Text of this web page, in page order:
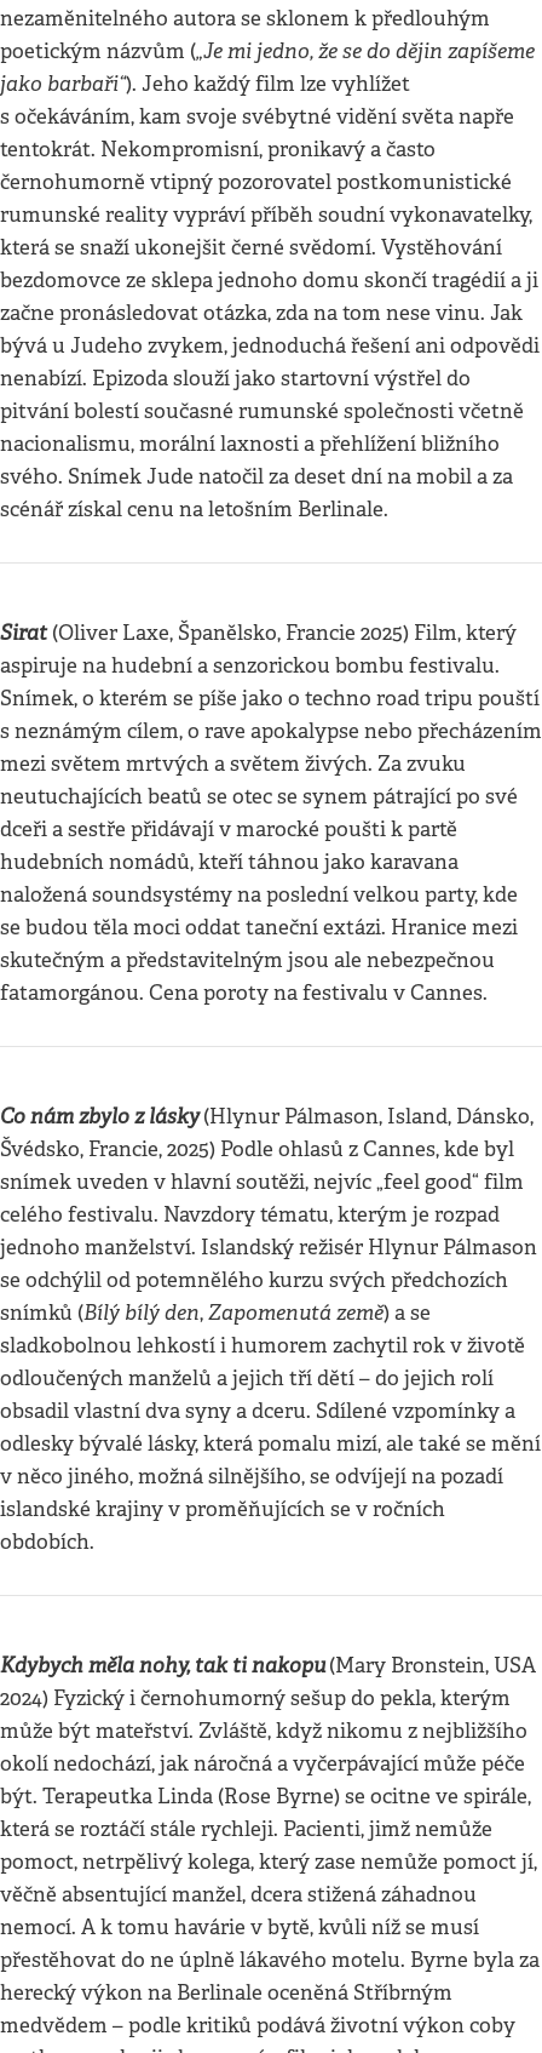
nezaměnitelného autora se sklonem k předlouhým
poetickým názvům („Je mi jedno, že se do dějin zapíšeme
jako barbaři“). Jeho každý film lze vyhlížet
s očekáváním, kam svoje svébytné vidění světa napře
tentokrát. Nekompromisní, pronikavý a často
černohumorně vtipný pozorovatel postkomunistické
rumunské reality vypráví příběh soudní vykonavatelky,
která se snaží ukonejšit černé svědomí. Vystěhování
bezdomovce ze sklepa jednoho domu skončí tragédií a ji
začne pronásledovat otázka, zda na tom nese vinu. Jak
bývá u Judeho zvykem, jednoduchá řešení ani odpovědi
nenabízí. Epizoda slouží jako startovní výstřel do
pitvání bolestí současné rumunské společnosti včetně
nacionalismu, morální laxnosti a přehlížení bližního
svého. Snímek Jude natočil za deset dní na mobil a za
scénář získal cenu na letošním Berlinale.
Sirat(Oliver Laxe, Španělsko, Francie 2025) Film, který
aspiruje na hudební a senzorickou bombu festivalu.
Snímek, o kterém se píše jako o techno road tripu pouští
s neznámým cílem, o rave apokalypse nebo přecházením
mezi světem mrtvých a světem živých. Za zvuku
neutuchajících beatů se otec se synem pátrající po své
dceři a sestře přidávají v marocké poušti k partě
hudebních nomádů, kteří táhnou jako karavana
naložená soundsystémy na poslední velkou party, kde
se budou těla moci oddat taneční extázi. Hranice mezi
skutečným a představitelným jsou ale nebezpečnou
fatamorgánou. Cena poroty na festivalu v Cannes.
Co nám zbylo z lásky(Hlynur Pálmason, Island, Dánsko,
Švédsko, Francie, 2025) Podle ohlasů z Cannes, kde byl
snímek uveden v hlavní soutěži, nejvíc „feel good“ film
celého festivalu. Navzdory tématu, kterým je rozpad
jednoho manželství. Islandský režisér Hlynur Pálmason
se odchýlil od potemnělého kurzu svých předchozích
snímků (Bílý bílý den,Zapomenutá země) a se
sladkobolnou lehkostí i humorem zachytil rok v životě
odloučených manželů a jejich tří dětí – do jejich rolí
obsadil vlastní dva syny a dceru. Sdílené vzpomínky a
odlesky bývalé lásky, která pomalu mizí, ale také se mění
v něco jiného, možná silnějšího, se odvíjejí na pozadí
islandské krajiny v proměňujících se v ročních
obdobích.
Kdybych měla nohy, tak ti nakopu(Mary Bronstein, USA
2024) Fyzický i černohumorný sešup do pekla, kterým
může být mateřství. Zvláště, když nikomu z nejbližšího
okolí nedochází, jak náročná a vyčerpávající může péče
být. Terapeutka Linda (Rose Byrne) se ocitne ve spirále,
která se roztáčí stále rychleji. Pacienti, jimž nemůže
pomoct, netrpělivý kolega, který zase nemůže pomoct jí,
věčně absentující manžel, dcera stižená záhadnou
nemocí. A k tomu havárie v bytě, kvůli níž se musí
přestěhovat do ne úplně lákavého motelu. Byrne byla za
herecký výkon na Berlinale oceněná Stříbrným
medvědem – podle kritiků podává životní výkon coby